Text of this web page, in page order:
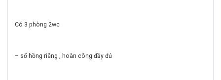
Có 3 phòng 2wc
– sổ hồng riêng , hoàn công đầy đủ